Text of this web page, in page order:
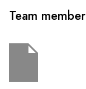
Team member